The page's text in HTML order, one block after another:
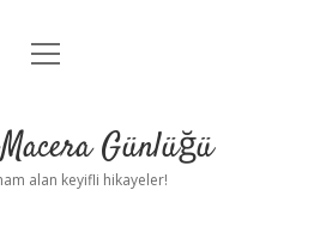
Anasayfa
Uyarı
menüyü
Günlüğü
alan keyifli hikayeler!